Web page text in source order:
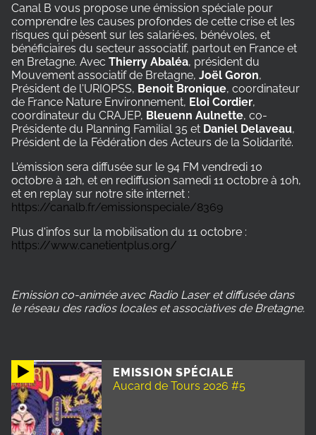
EMISSION SPÉCIALE
Aucard de Tours 2026 #5
Canal B vous propose une émission spéciale pour
comprendre les causes profondes de cette crise et les
risques qui pèsent sur les salarié·es, bénévoles, et
bénéficiaires du secteur associatif, partout en France et
en Bretagne. Avec Thierry Abaléa, président du
Mouvement associatif de Bretagne, Joël Goron,
Président de l'URIOPSS, Benoit Bronique, coordinateur
de France Nature Environnement, Eloi Cordier,
coordinateur du CRAJEP, Bleuenn Aulnette, co-
Présidente du Planning Familial 35 et Daniel Delaveau,
Président de la Fédération des Acteurs de la Solidarité.
L'émission sera diffusée sur le 94 FM vendredi 10
octobre à 12h, et en rediffusion samedi 11 octobre à 10h,
et en replay sur notre site internet :
https://canalb.fr/emissionspeciale/8369
Plus d'infos sur la mobilisation du 11 octobre :
https://www.canetientplus.org/
Emission co-animée avec Radio Laser et diffusée dans
le réseau des radios locales et associatives de Bretagne.